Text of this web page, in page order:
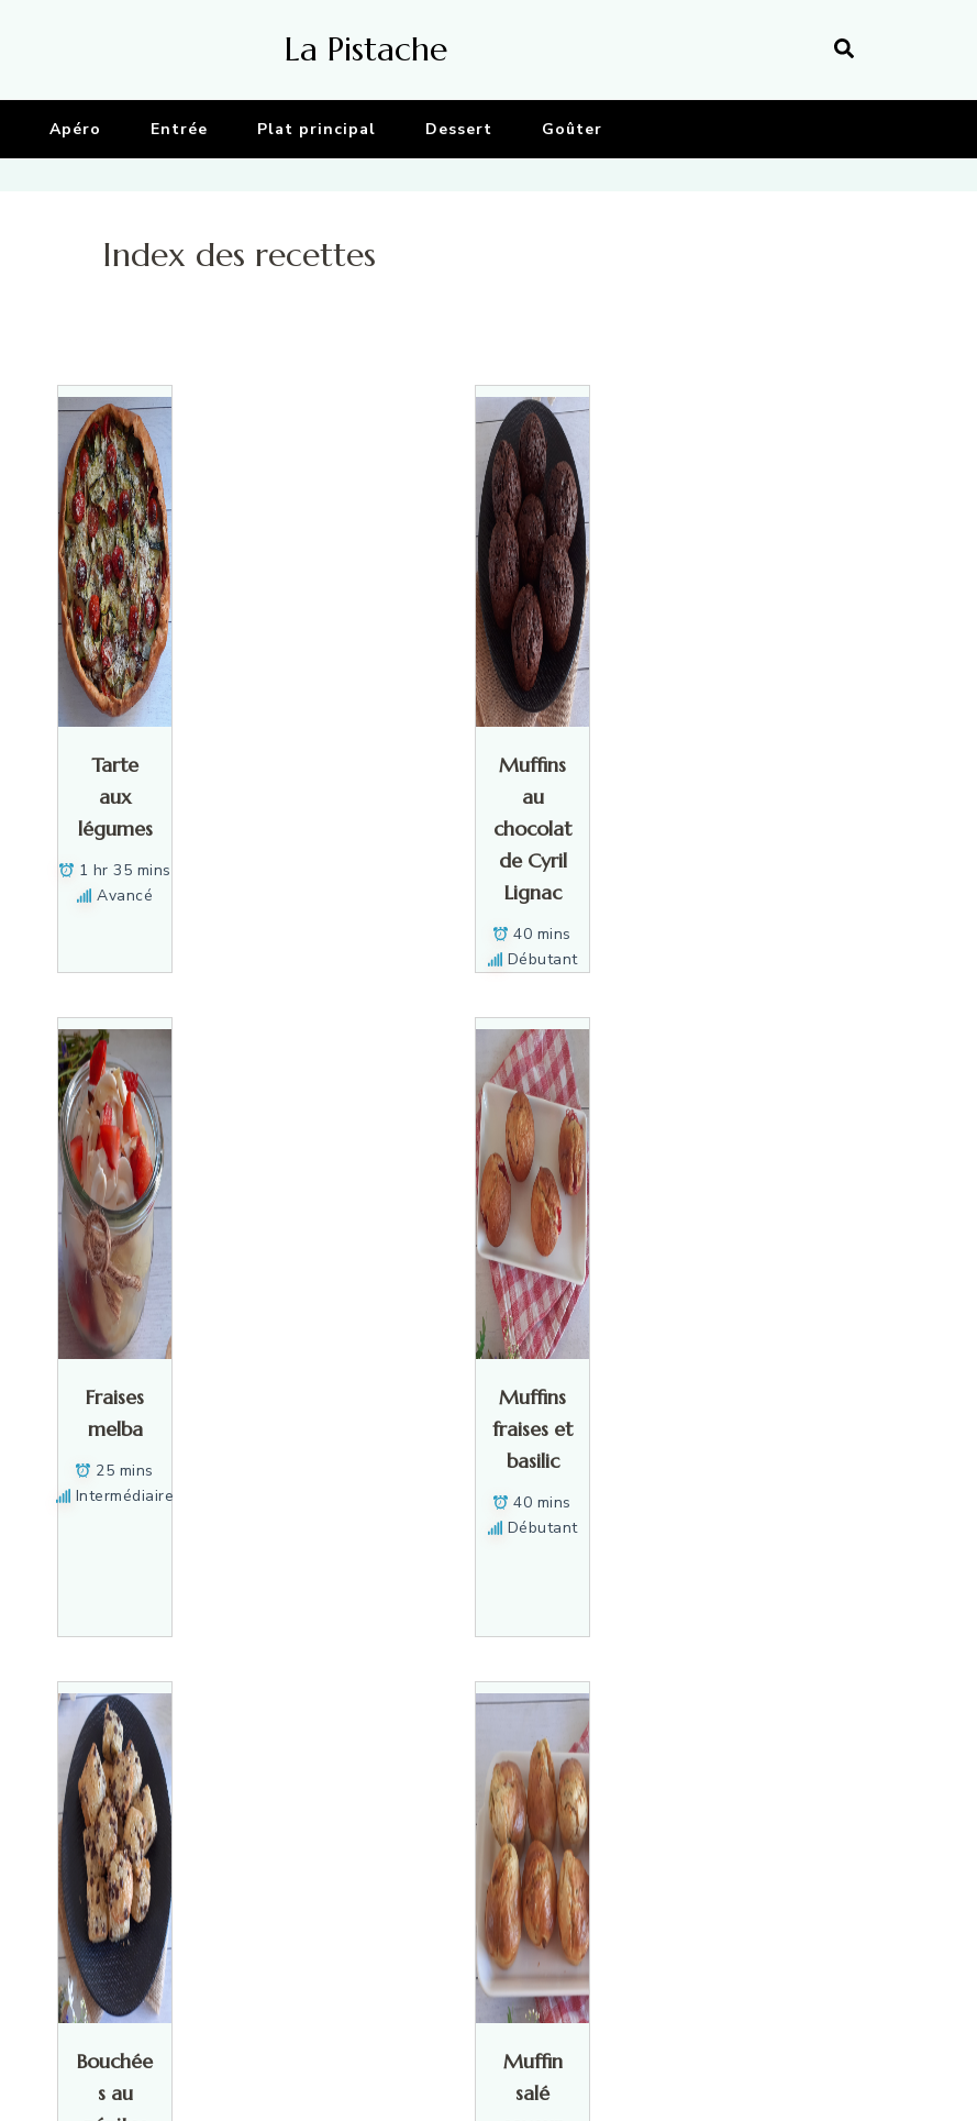
La Pistache
Apéro Entrée Plat principal Dessert Goûter
Index des recettes
Tarte
aux
légumes
1 hr 35 mins
Avancé
Muffins
au
chocolat
de Cyril
Lignac
40 mins
Débutant
Fraises
melba
25 mins
Intermédiaire
Muffins
fraises et
basilic
40 mins
Débutant
Bouchée
s au
Muffin
salé